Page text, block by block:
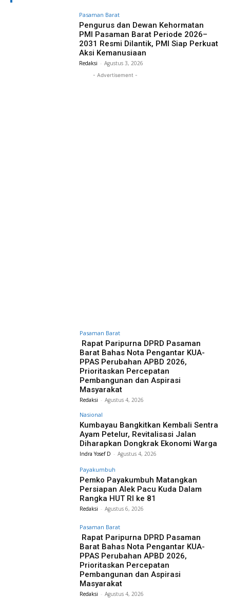
Pasaman Barat
Pengurus dan Dewan Kehormatan
PMI Pasaman Barat Periode 2026–
2031 Resmi Dilantik, PMI Siap Perkuat
Aksi Kemanusiaan
Redaksi - Agustus 3, 2026
- Advertisement -
Pasaman Barat
Rapat Paripurna DPRD Pasaman
Barat Bahas Nota Pengantar KUA-
PPAS Perubahan APBD 2026,
Prioritaskan Percepatan
Pembangunan dan Aspirasi
Masyarakat
Redaksi - Agustus 4, 2026
Nasional
Kumbayau Bangkitkan Kembali Sentra
Ayam Petelur, Revitalisasi Jalan
Diharapkan Dongkrak Ekonomi Warga
Indra Yosef D - Agustus 4, 2026
Payakumbuh
Pemko Payakumbuh Matangkan
Persiapan Alek Pacu Kuda Dalam
Rangka HUT RI ke 81
Redaksi - Agustus 6, 2026
Pasaman Barat
Rapat Paripurna DPRD Pasaman
Barat Bahas Nota Pengantar KUA-
PPAS Perubahan APBD 2026,
Prioritaskan Percepatan
Pembangunan dan Aspirasi
Masyarakat
Redaksi - Agustus 4, 2026